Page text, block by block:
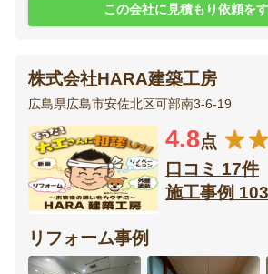
この会社に見積もり依頼を
株式会社HARA建築工房
広島県広島市安佐北区可部南3-6-19
4.8点
口コミ 17件
施工事例
リフォーム事例